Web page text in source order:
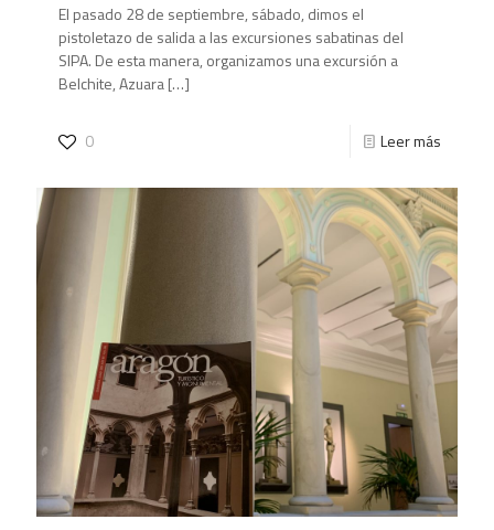
El pasado 28 de septiembre, sábado, dimos el
pistoletazo de salida a las excursiones sabatinas del
SIPA. De esta manera, organizamos una excursión a
Belchite, Azuara[…]
0 Leer más